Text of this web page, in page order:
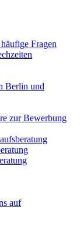
Fragen
Berlin und
zur Bewerbung
auf